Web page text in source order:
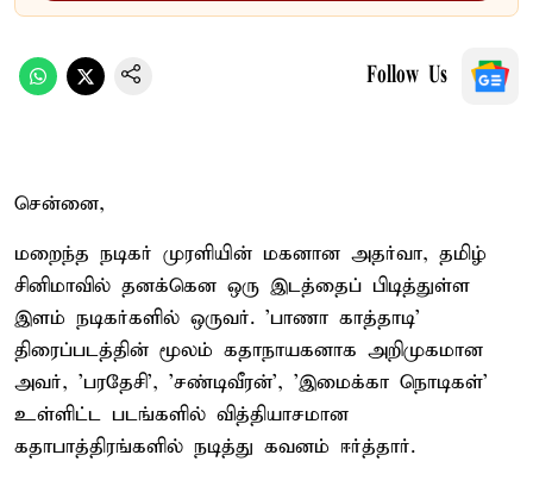
Follow Us
சென்னை,
மறைந்த நடிகர் முரளியின் மகனான அதர்வா, தமிழ்
சினிமாவில் தனக்கென ஒரு இடத்தைப் பிடித்துள்ள
இளம் நடிகர்களில் ஒருவர். 'பாணா காத்தாடி'
திரைப்படத்தின் மூலம் கதாநாயகனாக அறிமுகமான
அவர், 'பரதேசி', 'சண்டிவீரன்', 'இமைக்கா நொடிகள்'
உள்ளிட்ட படங்களில் வித்தியாசமான
கதாபாத்திரங்களில் நடித்து கவனம் ஈர்த்தார்.